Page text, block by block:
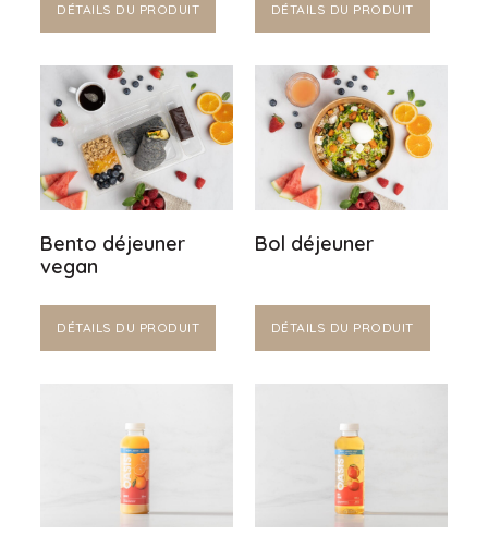
DÉTAILS DU PRODUIT DÉTAILS DU PRODUIT
Bento déjeuner
vegan
DÉTAILS DU PRODUIT
Bol déjeuner
DÉTAILS DU PRODUIT